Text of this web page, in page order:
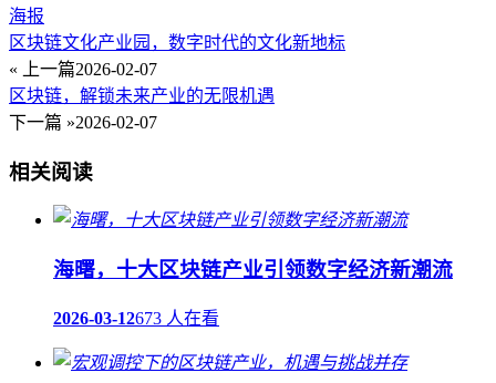
海报
区块链文化产业园，数字时代的文化新地标
« 上一篇2026-02-07
区块链，解锁未来产业的无限机遇
下一篇 »2026-02-07
相关阅读
海曙，十大区块链产业引领数字经济新潮流
2026-03-12673 人在看